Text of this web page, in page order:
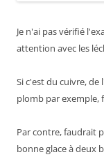
Je n'ai pas vérifié
attention avec les
Si c'est du cuivre, de
plomb par exemple,
Par contre, faudrait
bonne glace à deux